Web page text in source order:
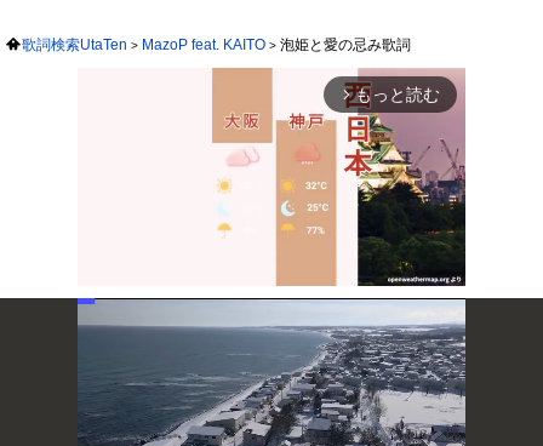
歌詞検索UtaTen MazoP feat. KAITO 泡姫と愛の忌み歌詞
arrow_forward_ios もっと読む
Mute